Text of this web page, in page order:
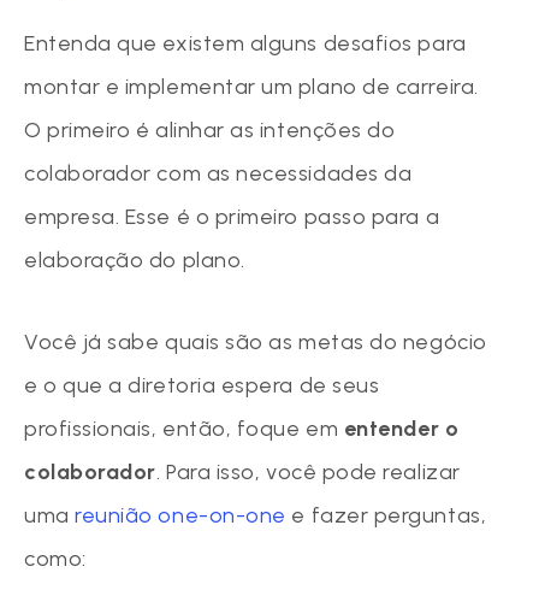
Entenda que existem alguns desafios para
montar e implementar um plano de carreira.
O primeiro é alinhar as intenções do
colaborador com as necessidades da
empresa. Esse é o primeiro passo para a
elaboração do plano.
Você já sabe quais são as metas do negócio
e o que a diretoria espera de seus
profissionais, então, foque em entender o
colaborador. Para isso, você pode realizar
umareunião one-on-one e fazer perguntas,
como: